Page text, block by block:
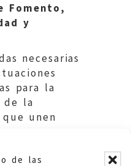
de las
Fomento,
y
necesarias
para la
de la
unen
Salcedillo.